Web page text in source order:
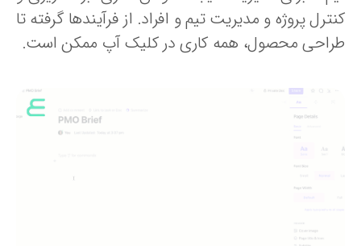
پروژه و مدیریت تیم و افراد. از فرآیندها گرفته تا
محصول، همه کاری در کلیک آپ ممکن است.